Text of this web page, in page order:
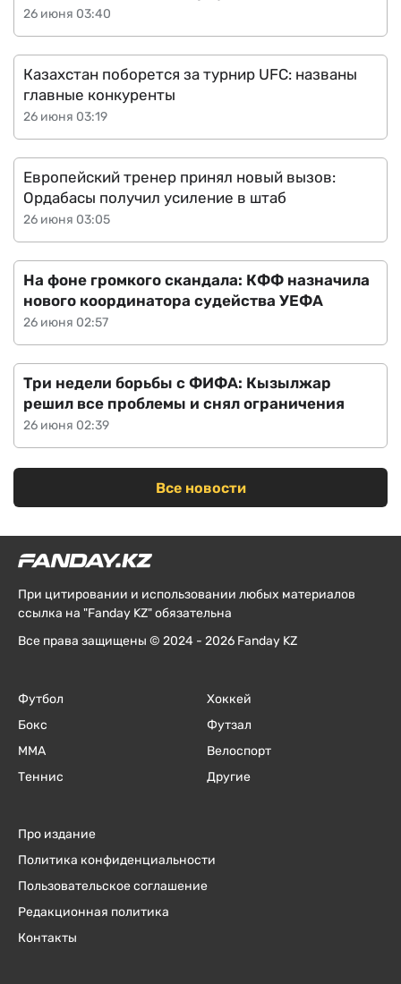
26 июня 03:40
26 июня 03:19
Казахстан поборется за турнир UFC: названы
главные конкуренты
26 июня 03:05
Европейский тренер принял новый вызов:
Ордабасы получил усиление в штаб
26 июня 02:57
На фоне громкого скандала: КФФ назначила
нового координатора судейства УЕФА
26 июня 02:39
Три недели борьбы с ФИФА: Кызылжар
решил все проблемы и снял ограничения
Все новости
При цитировании и использовании любых материалов
ссылка на "Fanday KZ" обязательна
Все права защищены © 2024 - 2026 Fanday KZ
Футбол
Бокс
ММА
Теннис
Хоккей
Футзал
Велоспорт
Другие
Про издание
Политика конфиденциальности
Пользовательское соглашение
Редакционная политика
Контакты